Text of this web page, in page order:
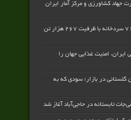
جهاد کشاورزی و مرکز آمار ایران
اینفوگرافیک؛ ساخت ۷۱ سردخانه با ظرفیت ۲۶۷ هزار تن
ایران، امنیت غذایی جهان را
گلستانی در بازار؛ سودی که به